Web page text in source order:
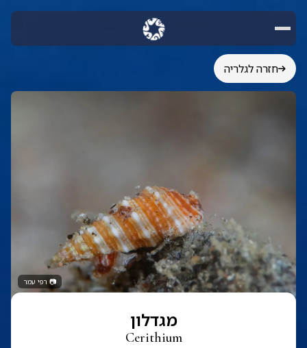
חזרה לגלריה
📷 רפי עמר
מגדלון
Cerithium